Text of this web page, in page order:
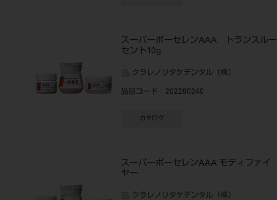
スーパーポーセレンAAA トランスルー
セント10g
クラレノリタケデンタル（株）
品目コード ：202280240
カタログ
スーパーポーセレンAAA モディファイ
ヤー
クラレノリタケデンタル（株）